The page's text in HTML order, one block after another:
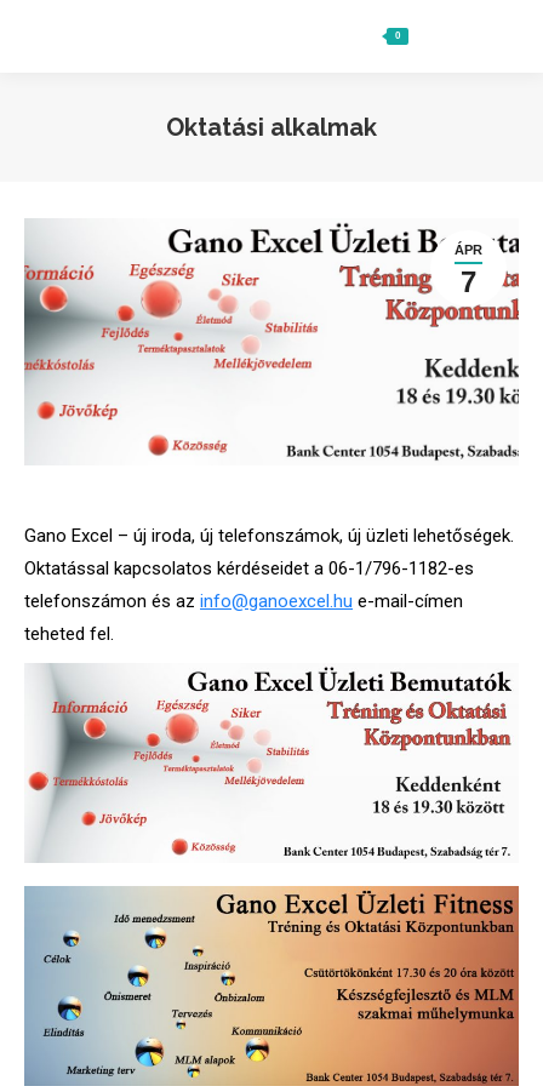
0
Oktatási alkalmak
ÁPR
7
Gano Excel – új iroda, új telefonszámok, új üzleti lehetőségek.
Oktatással kapcsolatos kérdéseidet a 06-1/796-1182-es
telefonszámon és az info@ganoexcel.hu e-mail-címen
teheted fel.